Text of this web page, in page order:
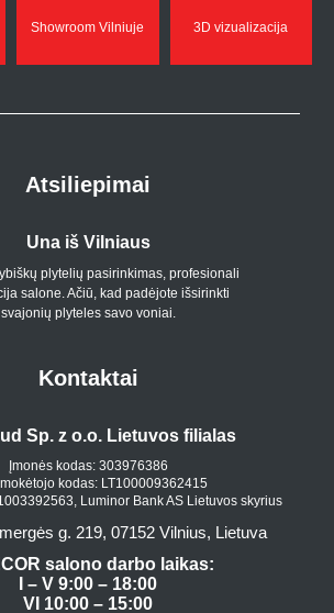
Showroom Vilniuje 3D vizualizacija
Atsiliepimai
Una iš Vilniaus
plytelių pasirinkimas, profesionali
salone. Ačiū, kad padėjote išsirinkti
svajonių plyteles savo voniai.
Kontaktai
Sp. z o.o. Lietuvos filialas
Įmonės kodas: 303976386
kodas: LT100009362415
Luminor Bank AS Lietuvos skyrius
g. 219, 07152 Vilnius, Lietuva
salono darbo laikas:
I – V 9:00 – 18:00
VI 10:00 – 15:00